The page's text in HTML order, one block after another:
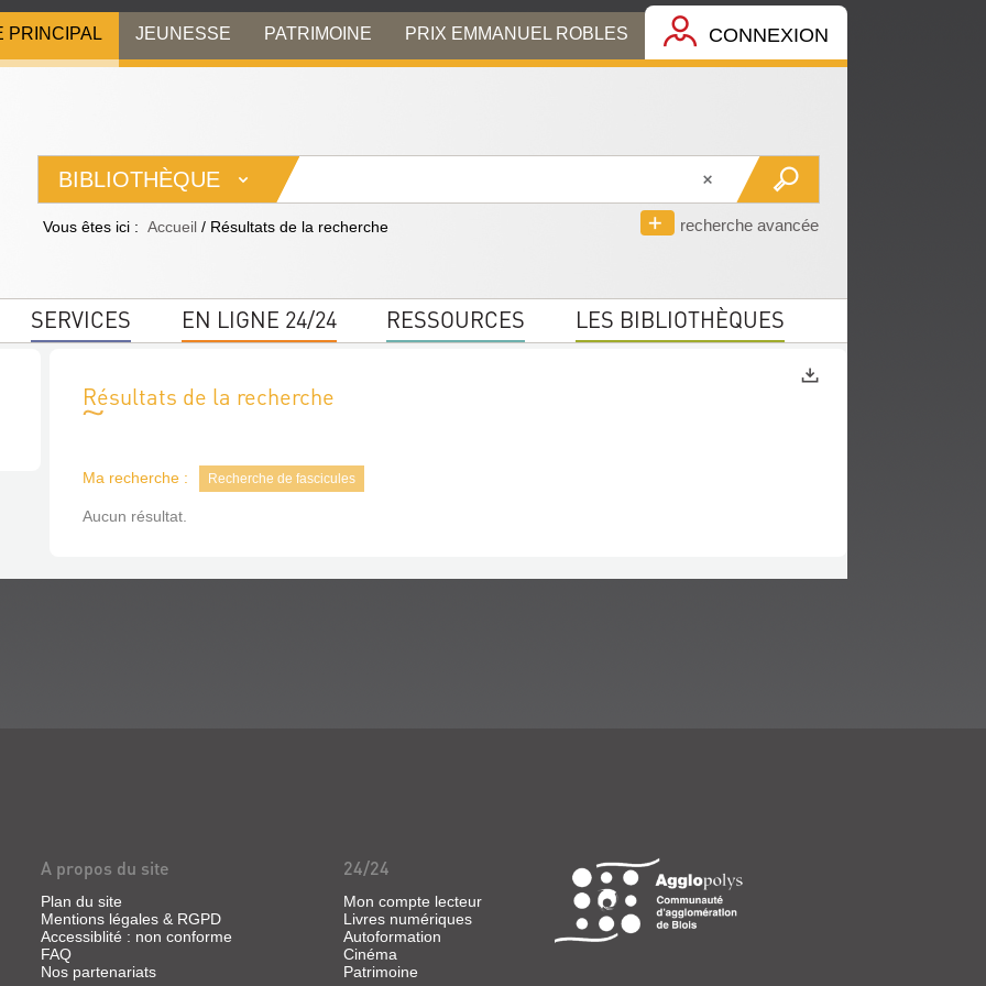
PRINCIPAL JEUNESSE PATRIMOINE PRIX EMMANUEL ROBLES CONNEXION
BIBLIOTHÈQUE
recherche avancée
Vous êtes ici : Accueil / Résultats de la recherche
SERVICES EN LIGNE 24/24 RESSOURCES LES BIBLIOTHÈQUES
Résultats de la recherche
Ma recherche : Recherche de fascicules
Aucun résultat.
A propos du site
Plan du site
Mentions légales & RGPD
Accessiblité : non conforme
FAQ
Nos partenariats
24/24
Mon compte lecteur
Livres numériques
Autoformation
Cinéma
Patrimoine